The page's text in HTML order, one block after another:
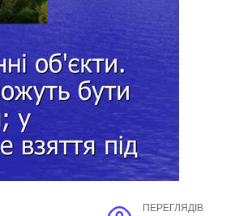
ПЕРЕГЛЯДІВ